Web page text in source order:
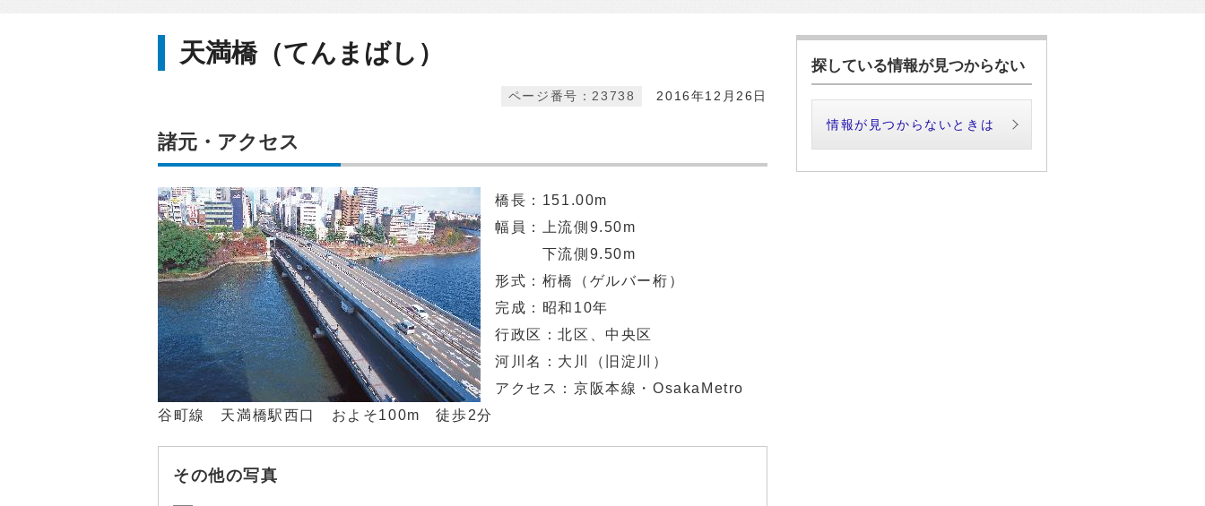
天満橋（てんまばし）
2016年12月26日
ページ番号：23738
諸元・アクセス
橋長：151.00m
幅員：上流側9.50m
下流側9.50m
形式：桁橋（ゲルバー桁）
完成：昭和10年
行政区：北区、中央区
河川名：大川（旧淀川）
アクセス：京阪本線・OsakaMetro
谷町線 天満橋駅西口 およそ100m 徒歩2分
その他の写真
探している情報が見つからない
情報が見つからないときは